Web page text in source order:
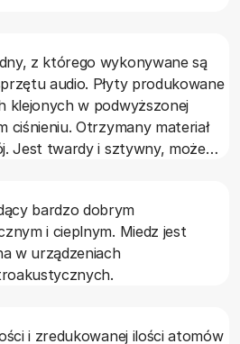
z którego wykonywane są
audio. Płyty produkowane
klejonych w podwyższonej
ciśnieniu. Otrzymany materiał
Jest twardy i sztywny, może
bardzo dobrym
i cieplnym. Miedz jest
w urządzeniach
i zredukowanej ilości atomów